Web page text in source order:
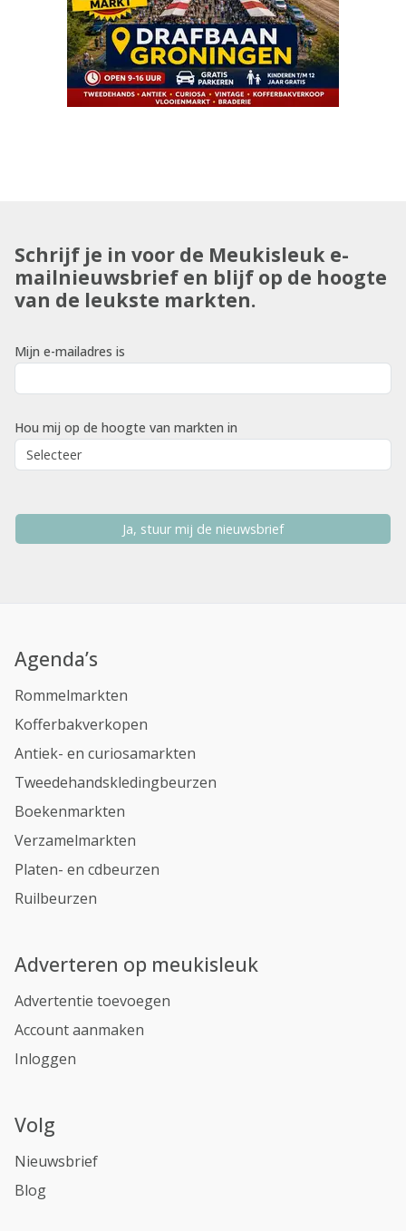
Schrijf je in voor de Meukisleuk e-
mailnieuwsbrief en blijf op de hoogte
van de leukste markten.
Mijn e-mailadres is
Hou mij op de hoogte van markten in
Ja, stuur mij de nieuwsbrief
Agenda’s
Rommelmarkten
Kofferbakverkopen
Antiek- en curiosamarkten
Tweedehandskledingbeurzen
Boekenmarkten
Verzamelmarkten
Platen- en cdbeurzen
Ruilbeurzen
Adverteren op meukisleuk
Advertentie toevoegen
Account aanmaken
Inloggen
Volg
Nieuwsbrief
Blog